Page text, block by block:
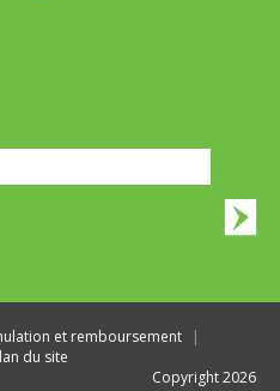
et remboursement
du site
Copyright 2026